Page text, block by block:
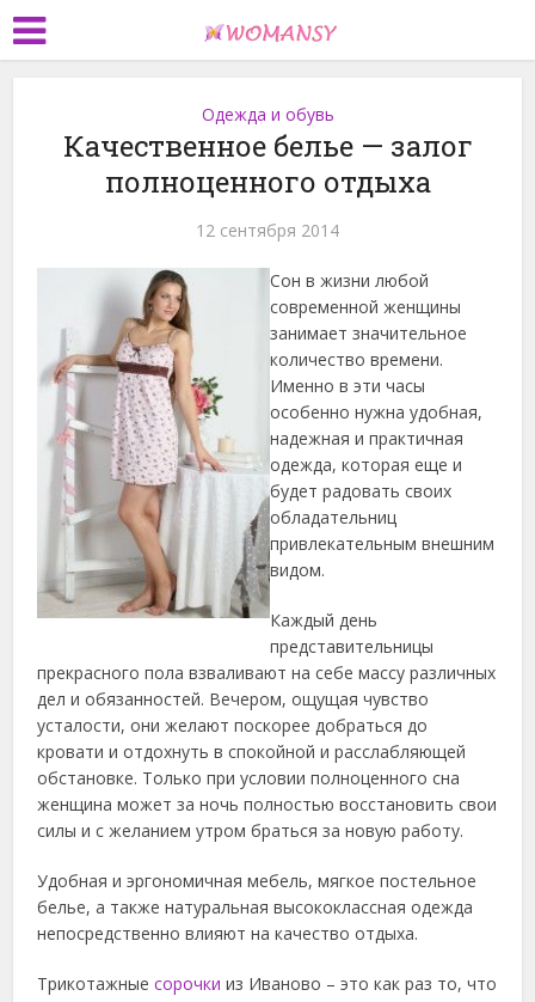
Одежда и обувь
Качественное белье — залог
полноценного отдыха
12 сентября 2014
Сон в жизни любой
современной женщины
занимает значительное
количество времени.
Именно в эти часы
особенно нужна удобная,
надежная и практичная
одежда, которая еще и
будет радовать своих
обладательниц
привлекательным внешним
видом.
Каждый день
представительницы
прекрасного пола взваливают на себе массу различных
дел и обязанностей. Вечером, ощущая чувство
усталости, они желают поскорее добраться до
кровати и отдохнуть в спокойной и расслабляющей
обстановке. Только при условии полноценного сна
женщина может за ночь полностью восстановить свои
силы и с желанием утром браться за новую работу.
Удобная и эргономичная мебель, мягкое постельное
белье, а также натуральная высококлассная одежда
непосредственно влияют на качество отдыха.
Трикотажныесорочки из Иваново – это как раз то, что